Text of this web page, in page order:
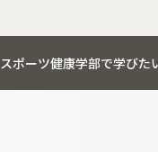
スポーツ健康学部で学びた